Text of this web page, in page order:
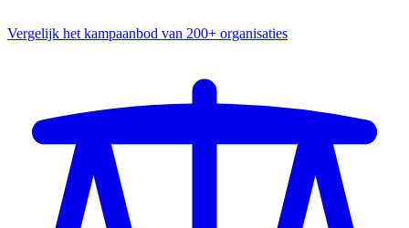
Vergelijk het kampaanbod van 200+ organisaties